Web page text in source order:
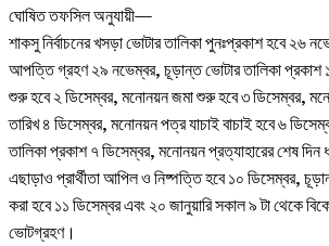
ঘোষিত তফসিল অনুযায়ী—
শাকসু নির্বাচনের খসড়া ভোটার তালিকা পুনঃপ্রকাশ হবে ২৬
আপত্তি গ্রহণ ২৯ নভেম্বর, চূড়ান্ত ভোটার তালিকা প্রকাশ
শুরু হবে ২ ডিসেম্বর, মনোনয়ন জমা শুরু হবে ৩ ডিসেম্বর,
তারিখ ৪ ডিসেম্বর, মনোনয়ন পত্র যাচাই বাচাই হবে ৬
তালিকা প্রকাশ ৭ ডিসেম্বর, মনোনয়ন প্রত্যাহারের শেষ দিন
এছাড়াও প্রার্থীতা আপিল ও নিষ্পত্তি হবে ১০ ডিসেম্বর,
করা হবে ১১ ডিসেম্বর এবং ২০ জানুয়ারি সকাল ৯ টা থেকে
ভোটগ্রহণ।